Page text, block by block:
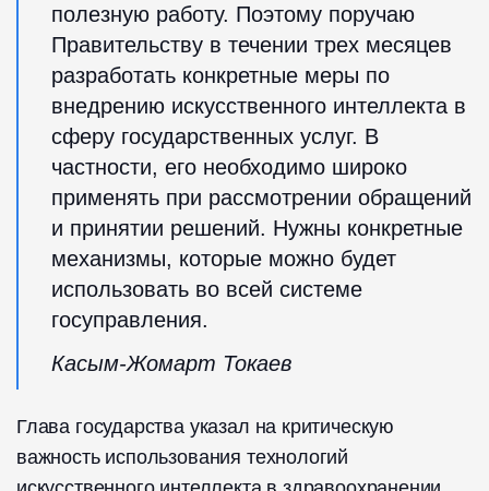
полезную работу. Поэтому поручаю
Правительству в течении трех месяцев
разработать конкретные меры по
внедрению искусственного интеллекта в
сферу государственных услуг. В
частности, его необходимо широко
применять при рассмотрении обращений
и принятии решений. Нужны конкретные
механизмы, которые можно будет
использовать во всей системе
госуправления.
Касым-Жомарт Токаев
Глава государства указал на критическую
важность использования технологий